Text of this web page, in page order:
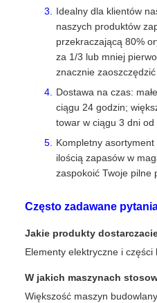
Idealny dla klientów
naszych produktów
przekraczającą 80%
za 1/3 lub mniej
znacznie zaoszczędzić
Dostawa na czas:
ciągu 24 godzin;
towar w ciągu 3 dni od
Kompletny
ilością zapasów w
zaspokoić Twoje pilne
Często zadawane
Jakie produkty
Elementy elektryczne i części
W jakich maszynach
Większość maszyn